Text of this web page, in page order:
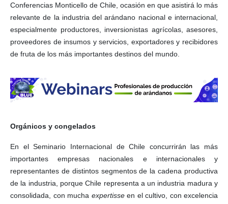
Conferencias Monticello de Chile, ocasión en que asistirá lo más
relevante de la industria del arándano nacional e internacional,
especialmente productores, inversionistas agrícolas, asesores,
proveedores de insumos y servicios, exportadores y recibidores
de fruta de los más importantes destinos del mundo.
Orgánicos y congelados
En el Seminario Internacional de Chile concurrirán las más
importantes empresas nacionales e internacionales y
representantes de distintos segmentos de la cadena productiva
de la industria, porque Chile representa a un industria madura y
consolidada, con mucha expertisse en el cultivo, con excelencia